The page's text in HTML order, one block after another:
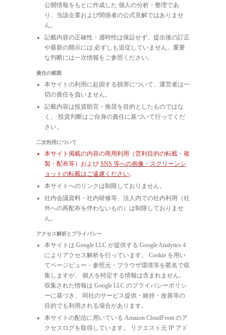
公開情報をもとに作成した 個人の分析・整理であ
り、当該企業および関係者の公式見解ではありませ
ん。
記載内容の正確性・適時性は保証せず、提出後の訂正
や最新の開示には 必ずしも追従していません。重要
な判断には一次情報をご参照ください。
責任の範囲
本サイトの利用に起因する損害について、運営者は一
切の責任を負いません。
記載内容は投資助言・推奨を目的としたものではな
く、 投資判断はご自身の責任に基づいて行ってくだ
さい。
二次利用について
本サイト掲載の内容の商用利用（営利目的の転載・複
製・配布等）および SNS 等への画像・スクリーンシ
ョットの転載はご遠慮ください。
本サイトへのリンクは制限しておりません。
社内会議資料・社内研修等、法人内での社内利用（社
外への再配布を伴わないもの）は制限しておりませ
ん。
アクセス解析とプライバシー
本サイトは Google LLC が提供する Google Analytics 4
によりアクセス解析を行っています。 Cookie を用い
てページビュー・参照元・ブラウザ環境等を匿名で収
集しますが、 個人を特定する情報は含まれません。
収集された情報は Google LLC のプライバシーポリシ
ーに基づき、 同社のサービス提供・維持・改善等の
目的でも利用される場合があります。
本サイトの配信に用いている Amazon CloudFront のア
クセスログを取得しています。 リクエスト元 IP アド